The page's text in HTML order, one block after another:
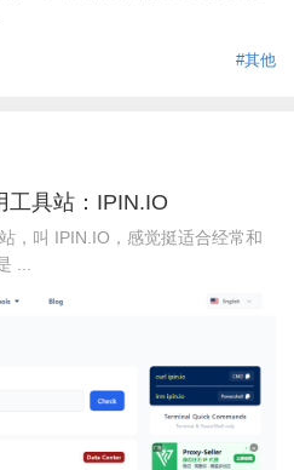
#其他
工具站：IPIN.IO
，叫 IPIN.IO，感觉挺适合经常和
...